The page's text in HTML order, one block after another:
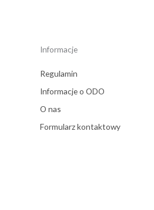
Informacje
Regulamin
Informacje o ODO
O nas
Formularz kontaktowy